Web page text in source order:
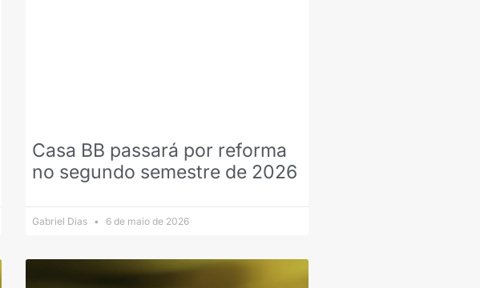
Casa BB passará por reforma
no segundo semestre de 2026
Gabriel Dias 6 de maio de 2026